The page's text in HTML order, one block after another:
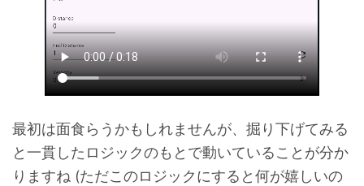
最初は面食らうかもしれませんが、掘り下げてみる
と一貫したロジックのもとで動いていることが分か
りますね (ただこのロジックにすると何が嬉しいの